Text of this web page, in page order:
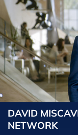
DAVID
NETWORK